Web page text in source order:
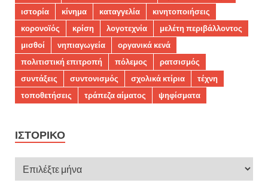
ιστορία
κίνημα καταγγελία
κινητοποιήσεις
κορονοϊός
κρίση λογοτεχνία
μελέτη περιβάλλοντος
μισθοί
νηπιαγωγεία
οργανικά κενά
πολιτιστική επιτροπή
πόλεμος
ρατσισμός
συντάξεις
συντονισμός σχολικά κτίρια
τέχνη
τοποθετήσεις
τράπεζα αίματος ψηφίσματα
ΙΣΤΟΡΙΚΌ